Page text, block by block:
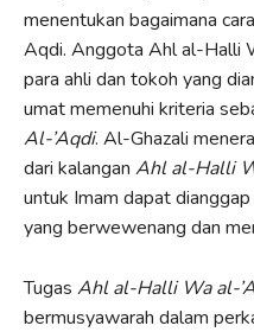
menentukan bagaimana
Aqdi. Anggota Ahl al-Halli
para ahli dan tokoh yang
umat memenuhi kriteria
Al-’Aqdi. Al-Ghazali
dari kalangan Ahl al-Halli
untuk Imam dapat
yang berwewenang dan
Tugas Ahl al-Halli Wa al-
bermusyawarah dalam